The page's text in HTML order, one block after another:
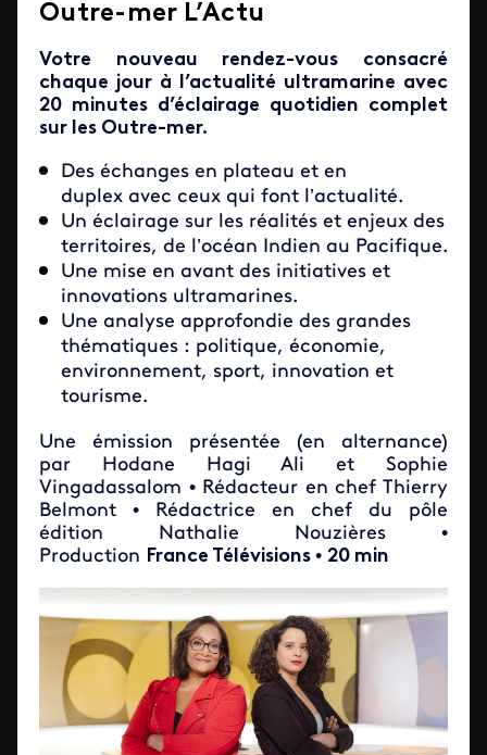
Outre-mer L’Actu
Votre nouveau rendez-vous consacré
chaque jour à l’actualité ultramarine avec
20 minutes d’éclairage quotidien complet
sur les Outre-mer.
Des échanges en plateau et en
duplex avec ceux qui font l’actualité.
Un éclairage sur les réalités et enjeux des
territoires, de l’océan Indien au Pacifique.
Une mise en avant des initiatives et
innovations ultramarines.
Une analyse approfondie des grandes
thématiques : politique, économie,
environnement, sport, innovation et
tourisme.
Une émission présentée (en alternance)
par Hodane Hagi Ali et Sophie
Vingadassalom • Rédacteur en chef Thierry
Belmont • Rédactrice en chef du pôle
édition Nathalie Nouzières •
Production France Télévisions • 20 min